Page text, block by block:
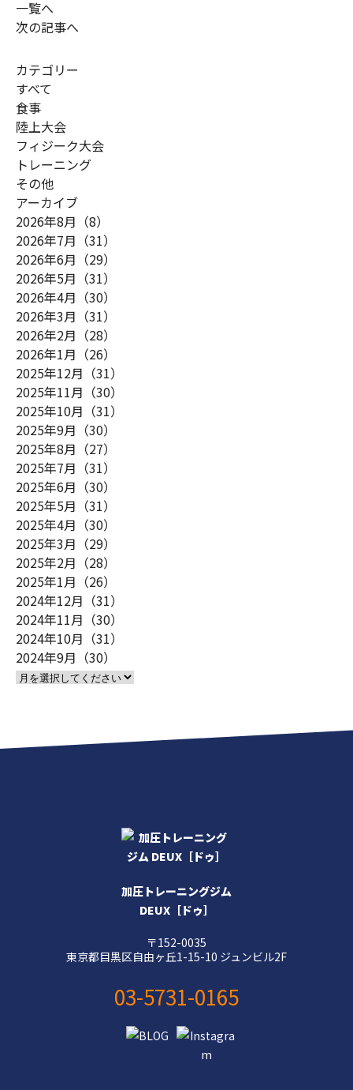
一覧へ
次の記事へ
カテゴリー
すべて
食事
陸上大会
フィジーク大会
トレーニング
その他
アーカイブ
2026年8月（8）
2026年7月（31）
2026年6月（29）
2026年5月（31）
2026年4月（30）
2026年3月（31）
2026年2月（28）
2026年1月（26）
2025年12月（31）
2025年11月（30）
2025年10月（31）
2025年9月（30）
2025年8月（27）
2025年7月（31）
2025年6月（30）
2025年5月（31）
2025年4月（30）
2025年3月（29）
2025年2月（28）
2025年1月（26）
2024年12月（31）
2024年11月（30）
2024年10月（31）
2024年9月（30）
加圧トレーニングジム
DEUX［ドゥ］
〒152-0035
東京都目黒区自由ヶ丘1-15-10 ジュンビル2F
03-5731-0165